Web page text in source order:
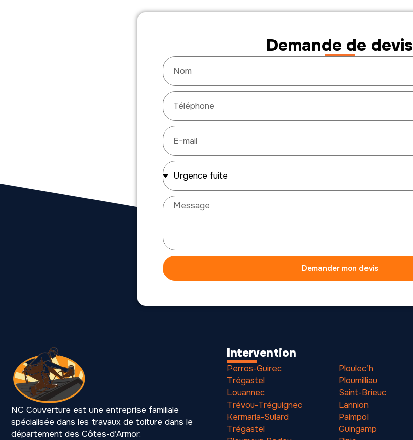
Demande de devis
Demander mon devis
NC Couverture est une entreprise familiale
spécialisée dans les travaux de toiture dans le
département des Côtes-d’Armor.
Intervention
Perros-Guirec
Trégastel
Louannec
Trévou-Tréguignec
Kermaria-Sulard
Trégastel
Ploulec’h
Ploumilliau
Saint-Brieuc
Lannion
Paimpol
Guingamp